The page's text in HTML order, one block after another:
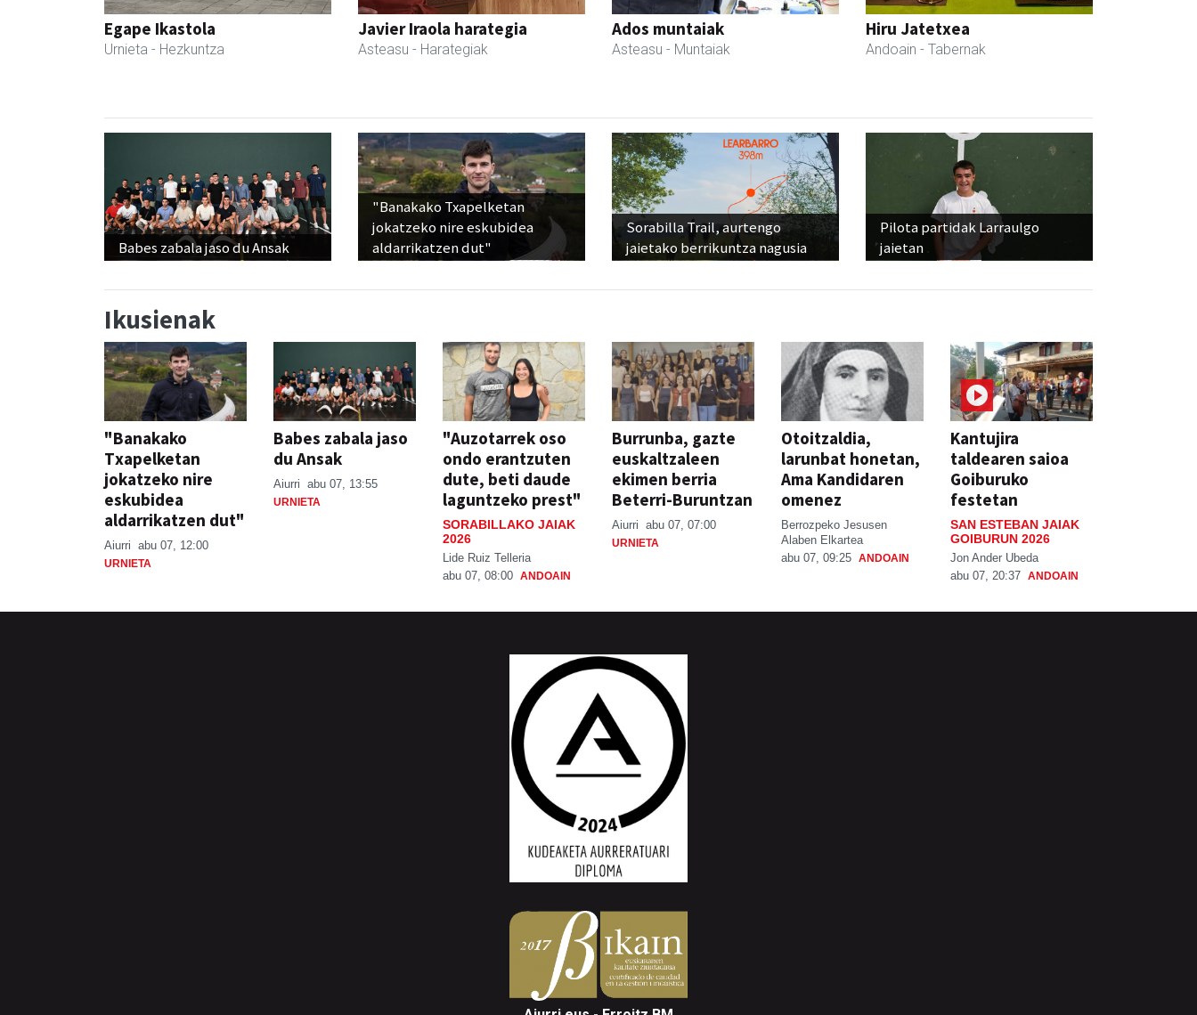
Egape Ikastola
Urnieta - Hezkuntza
Javier Iraola harategia
Asteasu - Harategiak
Ados muntaiak
Asteasu - Muntaiak
Hiru Jatetxea
Andoain - Tabernak
Babes zabala jaso du Ansak
"Banakako Txapelketan
jokatzeko nire eskubidea
aldarrikatzen dut"
Sorabilla Trail, aurtengo
jaietako berrikuntza nagusia
Pilota partidak Larraulgo
jaietan
Ikusienak
"Banakako
Txapelketan
jokatzeko nire
eskubidea
aldarrikatzen dut"
Aiurri abu 07, 12:00
URNIETA
Babes zabala jaso
du Ansak
Aiurri abu 07, 13:55
URNIETA
"Auzotarrek oso
ondo erantzuten
dute, beti daude
laguntzeko prest"
SORABILLAKO JAIAK
2026
Lide Ruiz Telleria
abu 07, 08:00 ANDOAIN
Burrunba, gazte
euskaltzaleen
ekimen berria
Beterri-Buruntzan
Aiurri abu 07, 07:00
URNIETA
Otoitzaldia,
larunbat honetan,
Ama Kandidaren
omenez
Berrozpeko Jesusen
Alaben Elkartea
abu 07, 09:25 ANDOAIN
Kantujira
taldearen saioa
Goiburuko
festetan
SAN ESTEBAN JAIAK
GOIBURUN 2026
Jon Ander Ubeda
abu 07, 20:37 ANDOAIN